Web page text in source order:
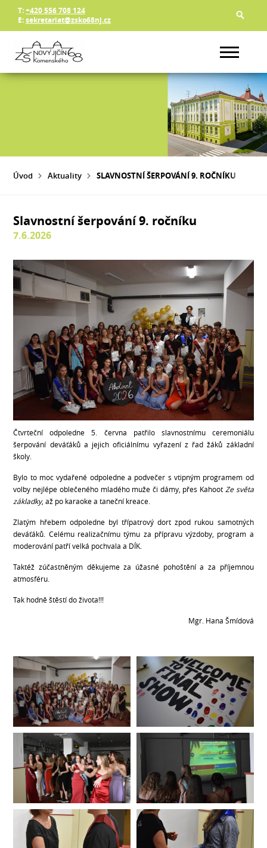
T:+420 556 708 124
E:sekretariat@zsko68nj.cz
Úvod Aktuality SLAVNOSTNÍ ŠERPOVÁNÍ 9. ROČNÍKU
Slavnostní šerpování 9. ročníku
7.6.2026
Čtvrteční odpoledne 5. června patřilo slavnostnímu ceremoniálu
šerpování deváťáků a jejich oficiálnímu vyřazení z řad žáků základní
školy.
Bylo to moc vydařené odpoledne a podvečer s vtipným programem od
volby nejlépe oblečeného mladého muže či dámy, přes Kahoot Ze světa
základky, až po karaoke a taneční kreace.
Zlatým hřebem odpoledne byl třípatrový dort zpod rukou samotných
deváťáků. Celému realizačnímu týmu za přípravu výzdoby, program a
moderování patří velká pochvala a DÍK.
Taktéž zúčastněným děkujeme za úžasné pohoštění a za příjemnou
atmosféru.
Tak hodně štěstí do života!!!
Mgr. Hana Šmídová